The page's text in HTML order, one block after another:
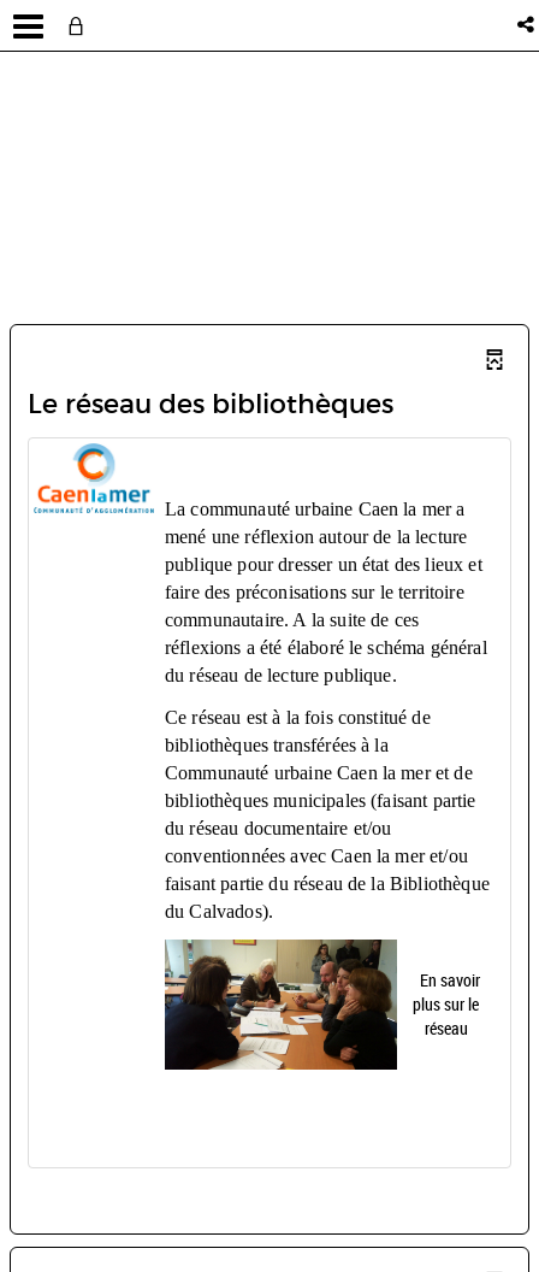
Le réseau des bibliothèques
La communauté urbaine Caen la mer a
mené une réflexion autour de la lecture
publique pour dresser un état des lieux et
faire des préconisations sur le territoire
communautaire. A la suite de ces
réflexions a été élaboré le schéma général
du réseau de lecture publique.
Ce réseau est à la fois constitué de
bibliothèques transférées à la
Communauté urbaine Caen la mer et de
bibliothèques municipales (faisant partie
du réseau documentaire et/ou
conventionnées avec Caen la mer et/ou
faisant partie du réseau de la Bibliothèque
du Calvados).
En savoir
plus sur le
réseau